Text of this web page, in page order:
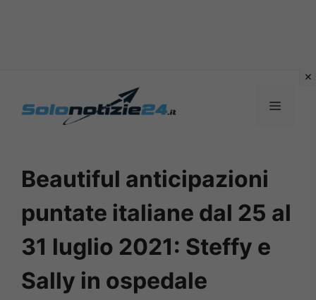
MENU
Beautiful anticipazioni
puntate italiane dal 25 al
31 luglio 2021: Steffy e
Sally in ospedale